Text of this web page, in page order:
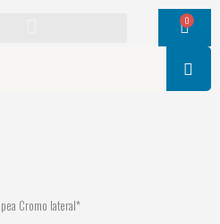
0
Cart
Cromo lateral*